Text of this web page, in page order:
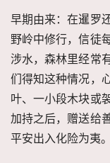
早期由来：在暹罗
野岭中修行，信徒
涉水，森林里经常
们得知这种情况，
叶、一小段木块或
加持之后，赠送给
平安出入化险为夷